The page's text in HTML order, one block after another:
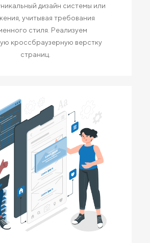
дизайн системы или
учитывая требования
стиля. Реализуем
кроссбраузерную верстку
страниц.